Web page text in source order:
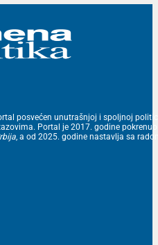
posvećen unutrašnjoj i spoljnoj
Portal je 2017. godine
, a od 2025. godine nastavlja sa